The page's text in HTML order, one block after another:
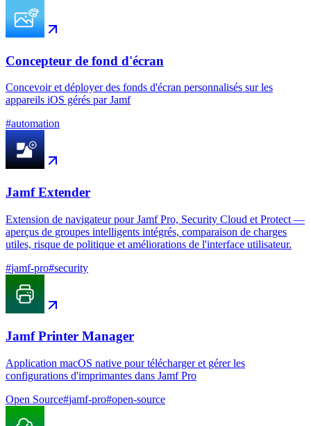
Concepteur de fond d'écran
Concevoir et déployer des fonds d'écran personnalisés sur les
appareils iOS gérés par Jamf
#automation
Jamf Extender
Extension de navigateur pour Jamf Pro, Security Cloud et Protect —
aperçus de groupes intelligents intégrés, comparaison de charges
utiles, risque de politique et améliorations de l'interface utilisateur.
#jamf-pro#security
Jamf Printer Manager
Application macOS native pour télécharger et gérer les
configurations d'imprimantes dans Jamf Pro
Open Source#jamf-pro#open-source